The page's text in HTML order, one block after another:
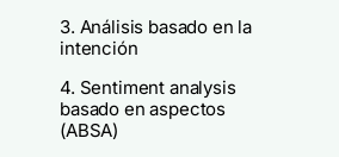
3. Análisis basado en la
intención
4. Sentiment analysis
basado en aspectos
(ABSA)